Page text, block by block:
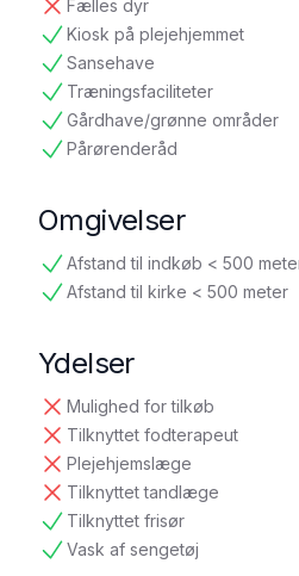
Fælles dyr
ikke tilgængelig
Kiosk på plejehjemmet
tilgængelig
Sansehave
tilgængelig
Træningsfaciliteter
tilgængelig
Gårdhave/grønne områder
tilgængelig
Pårørenderåd
tilgængelig
Omgivelser
Afstand til indkøb < 500
tilgængelig
Afstand til kirke < 500 meter
tilgængelig
Ydelser
Mulighed for tilkøb
ikke tilgængelig
Tilknyttet fodterapeut
ikke tilgængelig
Plejehjemslæge
ikke tilgængelig
Tilknyttet tandlæge
ikke tilgængelig
Tilknyttet frisør
tilgængelig
Vask af sengetøj
tilgængelig